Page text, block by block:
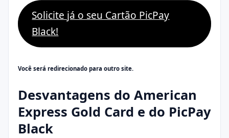
Solicite já o seu Cartão PicPay
Black!
Você será redirecionado para outro site.
Desvantagens do American
Express Gold Card e do PicPay
Black